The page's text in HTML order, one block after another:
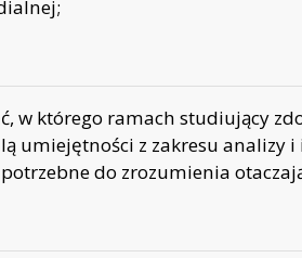
w którego ramach studiujący
umiejętności z zakresu analizy
do zrozumienia